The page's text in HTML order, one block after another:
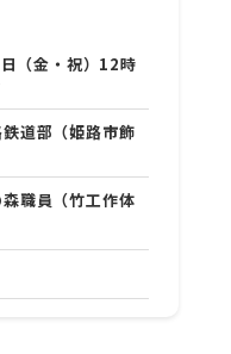
（金・祝）12時
道部（姫路市飾
職員（竹工作体